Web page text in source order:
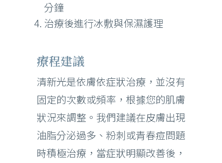
分鐘
治療後進行冰敷與保濕護理
療程建議
清新光是依膚依症狀治療，並沒有
固定的次數或頻率，根據您的肌膚
狀況來調整。我們建議在皮膚出現
油脂分泌過多、粉刺或青春痘問題
時積極治療，當症狀明顯改善後，